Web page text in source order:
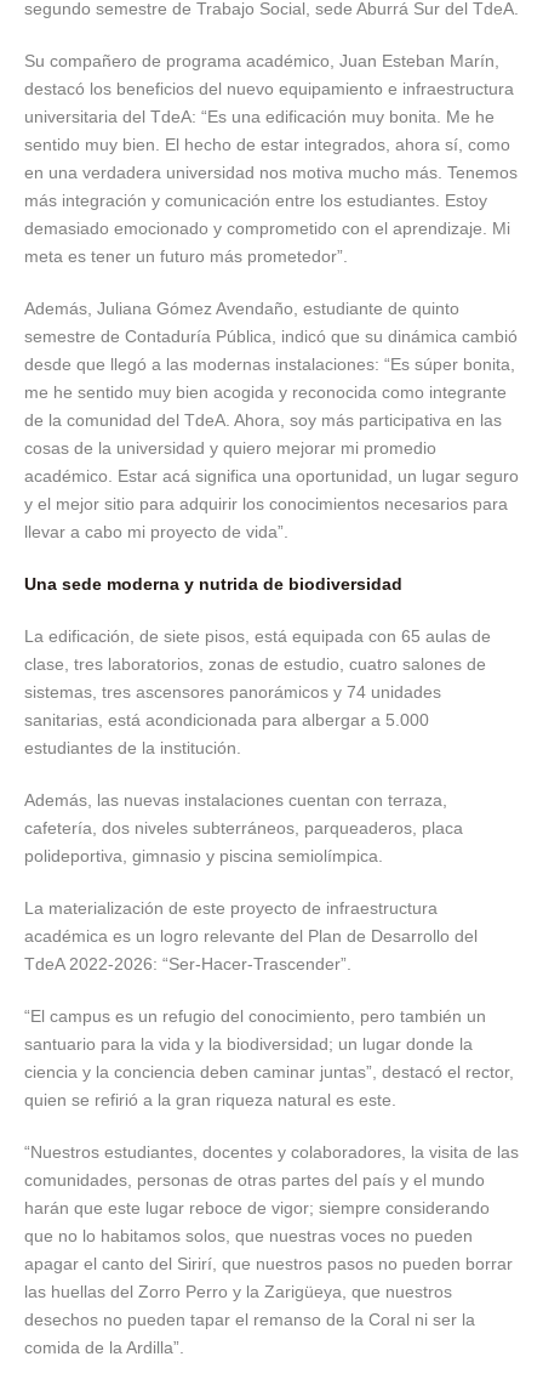
segundo semestre de Trabajo Social, sede Aburrá Sur del TdeA.
Su compañero de programa académico, Juan Esteban Marín,
destacó los beneficios del nuevo equipamiento e infraestructura
universitaria del TdeA: “Es una edificación muy bonita. Me he
sentido muy bien. El hecho de estar integrados, ahora sí, como
en una verdadera universidad nos motiva mucho más. Tenemos
más integración y comunicación entre los estudiantes. Estoy
demasiado emocionado y comprometido con el aprendizaje. Mi
meta es tener un futuro más prometedor”.
Además, Juliana Gómez Avendaño, estudiante de quinto
semestre de Contaduría Pública, indicó que su dinámica cambió
desde que llegó a las modernas instalaciones: “Es súper bonita,
me he sentido muy bien acogida y reconocida como integrante
de la comunidad del TdeA. Ahora, soy más participativa en las
cosas de la universidad y quiero mejorar mi promedio
académico. Estar acá significa una oportunidad, un lugar seguro
y el mejor sitio para adquirir los conocimientos necesarios para
llevar a cabo mi proyecto de vida”.
Una sede moderna y nutrida de biodiversidad
La edificación, de siete pisos, está equipada con 65 aulas de
clase, tres laboratorios, zonas de estudio, cuatro salones de
sistemas, tres ascensores panorámicos y 74 unidades
sanitarias, está acondicionada para albergar a 5.000
estudiantes de la institución.
Además, las nuevas instalaciones cuentan con terraza,
cafetería, dos niveles subterráneos, parqueaderos, placa
polideportiva, gimnasio y piscina semiolímpica.
La materialización de este proyecto de infraestructura
académica es un logro relevante del Plan de Desarrollo del
TdeA 2022-2026: “Ser-Hacer-Trascender”.
“El campus es un refugio del conocimiento, pero también un
santuario para la vida y la biodiversidad; un lugar donde la
ciencia y la conciencia deben caminar juntas”, destacó el rector,
quien se refirió a la gran riqueza natural es este.
“Nuestros estudiantes, docentes y colaboradores, la visita de las
comunidades, personas de otras partes del país y el mundo
harán que este lugar reboce de vigor; siempre considerando
que no lo habitamos solos, que nuestras voces no pueden
apagar el canto del Sirirí, que nuestros pasos no pueden borrar
las huellas del Zorro Perro y la Zarigüeya, que nuestros
desechos no pueden tapar el remanso de la Coral ni ser la
comida de la Ardilla”.